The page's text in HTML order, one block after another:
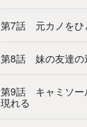
第7話 元カノをひ
第8話 妹の友達の
第9話 キャミソー
現れる